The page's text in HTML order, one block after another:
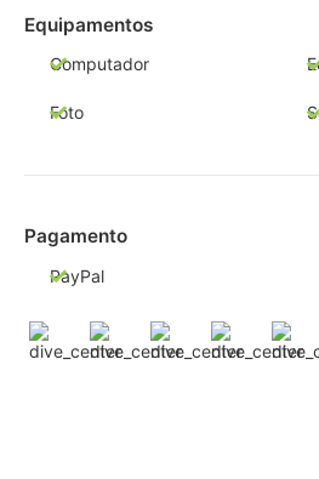
Equipamentos
Computador
Foto
Pagamento
PayPal